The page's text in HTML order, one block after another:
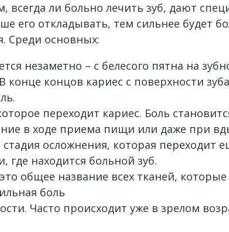
всегда ли больно лечить зуб, дают
его откладывать, тем сильнее
Среди основных:
незаметно – с белесого пятна на
конце концов кариес с поверхности
переходит кариес. Боль
в ходе приема пищи или даже при
осложнения, которая переходит
где находится больной зуб.
общее название всех тканей,
боль
Часто происходит уже в зрелом